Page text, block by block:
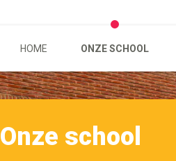
HOME ONZE SCHOOL
Onze school